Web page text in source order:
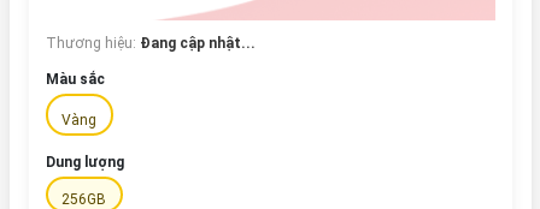
Thương hiệu: Đang cập nhật...
Màu sắc
Vàng
Dung lượng
256GB